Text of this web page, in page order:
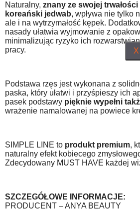
X
Naturalny, znany ze swojej
koreański jedwab, wpływa nie tylko
ale i na wytrzymałość kępek.
nasady ułatwia wyjmowanie z
minimalizując ryzyko ich
pracy.
Podstawa rzęs jest wykonana z
paska, który ułatwi i przyśpieszy ich
pasek podstawy pięknie wypełni
wrażenie namalowanej na powiece
SIMPLE LINE to produkt premium,
naturalny efekt kobiecego
Zdecydowany MUST HAVE każdej
SZCZEGÓŁOWE INFORMACJE:
PRODUCENT – ANYA BEAUTY